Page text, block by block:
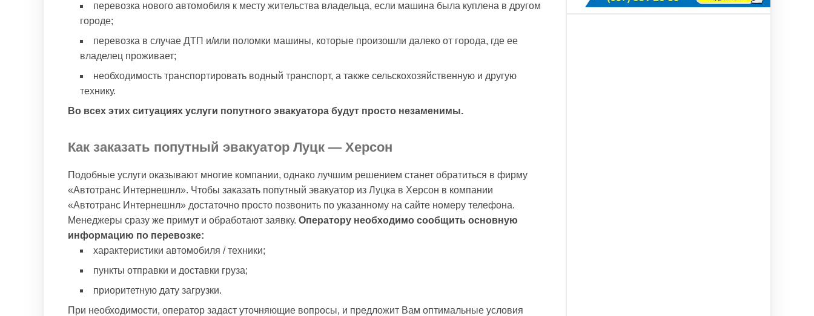
перевозка нового автомобиля к месту жительства владельца, если машина была куплена в другом
городе;
перевозка в случае ДТП и/или поломки машины, которые произошли далеко от города, где ее
владелец проживает;
необходимость транспортировать водный транспорт, а также сельскохозяйственную и другую
технику.
Во всех этих ситуациях услуги попутного эвакуатора будут просто незаменимы.
Как заказать попутный эвакуатор Луцк — Херсон
Подобные услуги оказывают многие компании, однако лучшим решением станет обратиться в фирму
«Автотранс Интернешнл». Чтобы заказать попутный эвакуатор из Луцка в Херсон в компании
«Автотранс Интернешнл» достаточно просто позвонить по указанному на сайте номеру телефона.
Менеджеры сразу же примут и обработают заявку. Оператору необходимо сообщить основную
информацию по перевозке:
характеристики автомобиля / техники;
пункты отправки и доставки груза;
приоритетную дату загрузки.
При необходимости, оператор задаст уточняющие вопросы, и предложит Вам оптимальные условия